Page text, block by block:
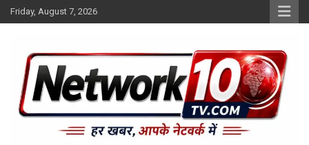
Skip
to
Friday, August 7, 2026